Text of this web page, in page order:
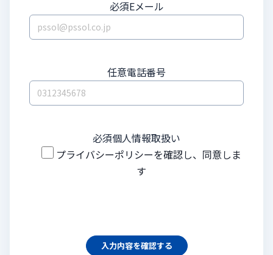
必須Eメール
任意電話番号
必須個人情報取扱い
プライバシーポリシーを確認し、同意しま
す
入力内容を確認する